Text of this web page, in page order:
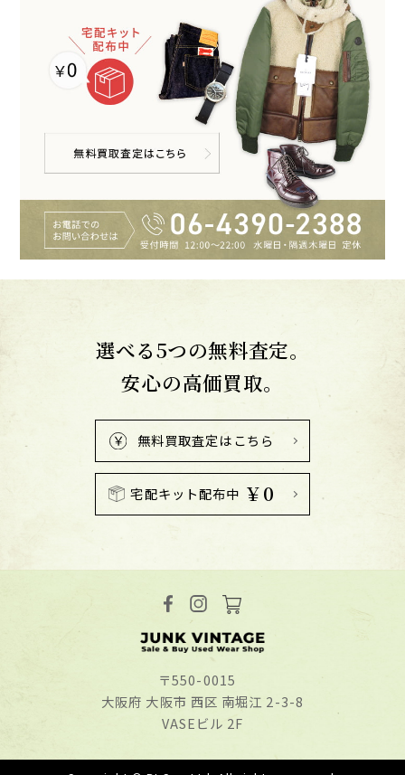
選べる5つの無料査定。
安心の高価買取。
無料買取査定はこちら
宅配キット配布中 ￥0
〒550-0015
⼤阪府 ⼤阪市 ⻄区 南堀江 2-3-8
VASEビル 2F